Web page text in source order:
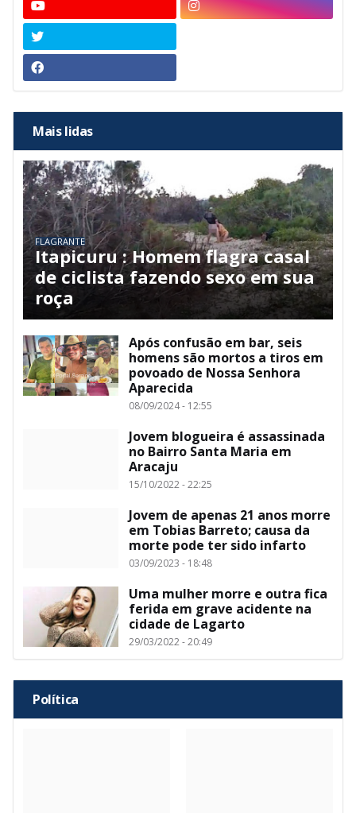
Mais lidas
FLAGRANTE
Itapicuru : Homem flagra casal
de ciclista fazendo sexo em sua
roça
Após confusão em bar, seis
homens são mortos a tiros em
povoado de Nossa Senhora
Aparecida
08/09/2024 - 12:55
Jovem blogueira é assassinada
no Bairro Santa Maria em
Aracaju
15/10/2022 - 22:25
Jovem de apenas 21 anos morre
em Tobias Barreto; causa da
morte pode ter sido infarto
03/09/2023 - 18:48
Uma mulher morre e outra fica
ferida em grave acidente na
cidade de Lagarto
29/03/2022 - 20:49
Política